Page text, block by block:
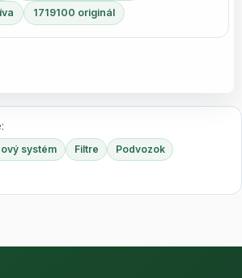
1719100 originál
systém Filtre
Podvozok